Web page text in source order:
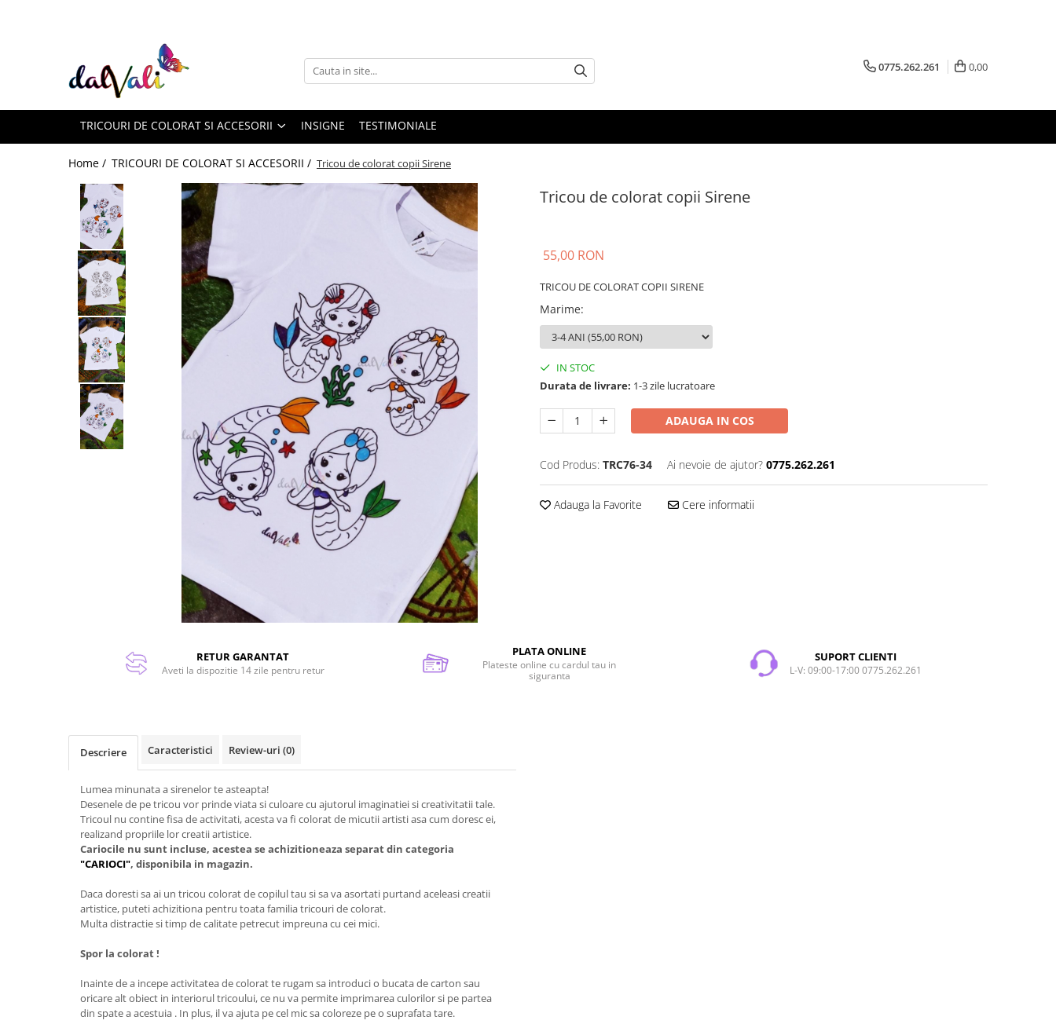
TRICOURI DE COLORAT SI ACCESORII
TRICOURI COPII
GENTI DE COLORAT
0775.262.261 0,00
TRICOURI DE COLORAT SI ACCESORII INSIGNE TESTIMONIALE
Home / TRICOURI DE COLORAT SI ACCESORII / Tricou de colorat copii Sirene
Tricou de colorat copii Sirene
55,00 RON
TRICOU DE COLORAT COPII SIRENE
Marime:
IN STOC
Durata de livrare: 1-3 zile lucratoare
ADAUGA IN COS
Cod Produs: TRC76-34 Ai nevoie de ajutor? 0775.262.261
Adauga la Favorite Cere informatii
RETUR GARANTAT
Aveti la dispozitie 14 zile pentru retur
PLATA ONLINE
Plateste online cu cardul tau in
siguranta
SUPORT CLIENTI
L-V: 09:00-17:00 0775.262.261
Descriere Caracteristici Review-uri (0)
Lumea minunata a sirenelor te asteapta!
Desenele de pe tricou vor prinde viata si culoare cu ajutorul imaginatiei si creativitatii tale.
Tricoul nu contine fisa de activitati, acesta va fi colorat de micutii artisti asa cum doresc ei,
realizand propriile lor creatii artistice.
Cariocile nu sunt incluse, acestea se achizitioneaza separat din categoria
"CARIOCI", disponibila in magazin.
Daca doresti sa ai un tricou colorat de copilul tau si sa va asortati purtand aceleasi creatii
artistice, puteti achizitiona pentru toata familia tricouri de colorat.
Multa distractie si timp de calitate petrecut impreuna cu cei mici.
Spor la colorat !
Inainte de a incepe activitatea de colorat te rugam sa introduci o bucata de carton sau
oricare alt obiect in interiorul tricoului, ce nu va permite imprimarea culorilor si pe partea
din spate a acestuia . In plus, il va ajuta pe cel mic sa coloreze pe o suprafata tare.